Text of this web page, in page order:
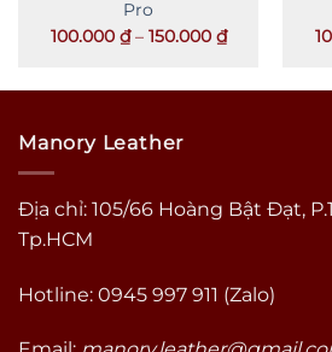
Pro
100.000 ₫ – 150.000 ₫Khoảng
giá:
đến
Manory Leather
Địa chỉ: 105/66 Hoàng Bật Đạt,
Tp.HCM
Hotline: 0945 997 911 (Zalo)